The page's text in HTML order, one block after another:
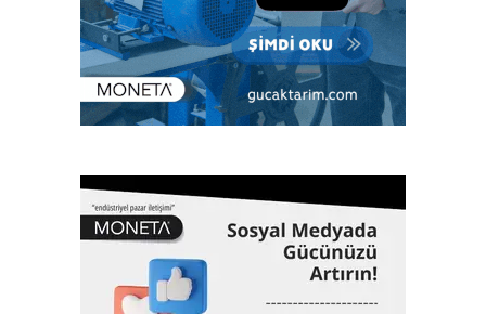
üzere enerjiden imalata, savunma sanayiinden lojistiğe
kadar tüm sektörlerde; klaslama, denetim, kalite yönetim
ve ileri mühendislik gibi birçok alanda hizmet veriyor. Çok
sayıda bilimsel ve teknik konferanslarda yer almanın yanı
sıra aynı zamanda eğitimler veriyor, çok sayıda öğrenciye
3000 adet geminin klaslama hizmetinin yanı sıra, Türkiye
ekonomisinin can damarı olan dünyaya mal olmuş projelere
de imza atıyor. 61 yıllık tarihinde altmış biri aşkın dev proje,
Türk Loydu’nun da imzası ve çalışmalarıyla hayata geçti.
İstanbul Havalimanı, Akkuyu Nükleer Güç Santrali, Yavuz